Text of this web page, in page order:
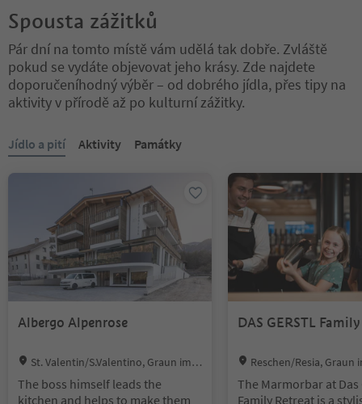
Spousta zážitků
Pár dní na tomto místě vám udělá tak dobře. Zvláště
pokud se vydáte objevovat jeho krásy. Zde najdete
doporučeníhodný výběr – od dobrého jídla, přes tipy na
aktivity v přírodě až po kulturní zážitky.
Nacházíte se na tabulkovém posuvníku. Vyberte kartu pro
Jídlo a pití Aktivity Památky
Albergo Alpenrose
Location:
St. Valentin/S.Valentino, Graun im Vi
l Venosta
The boss himself leads the
kitchen and helps to make them
DAS GERSTL
Location:
Reschen/Resia, Graun
sta
The Marmorbar at Das
Family Retreat is a